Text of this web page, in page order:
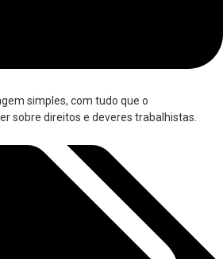
simples, com tudo que o
sobre direitos e deveres trabalhistas.